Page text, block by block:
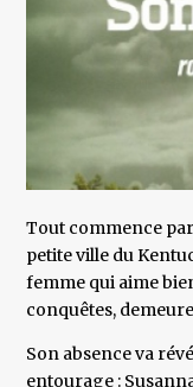
Tout commence
petite ville du
femme qui aime
conquêtes,
Son absence va
entourage :